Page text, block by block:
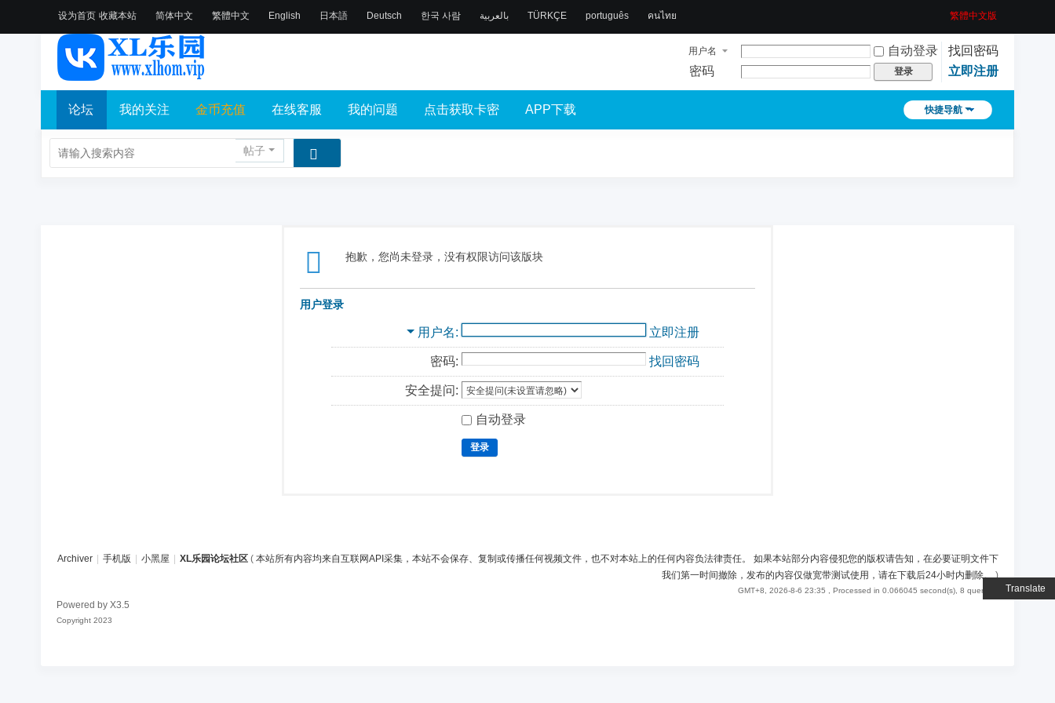
设为首页 收藏本站
Translate
简体中文 繁體中文 English 日本語 Deutsch 한국 사람 بالعربية TÜRKÇE português คนไทย 繁體中文版
用户名 自动登录
找回密码
密码
登录 立即注册
快捷导航
论坛 我的关注 金币充值 在线客服 我的问题 点击获取卡密 APP下载
帖子
抱歉，您尚未登录，没有权限访问该版块
用户登录
用户名 立即注册
密码: 找回密码
安全提问:
自动登录
登录
Archiver 手机版 小黑屋 XL乐园论坛社区 ( 本站所有内容均来自互联网API采集，本站不会保存、复制或传播任何视频文件，也不对本站上的任何内容负法律责任。 如果本站部分内容侵犯您的版权请告知，在必要证明文件下
我们第一时间撤除，发布的内容仅做宽带测试使用，请在下载后24小时内删除。)
GMT+8, 2026-8-6 23:35 , Processed in 0.066045 second(s), 8 queries .
Powered by X3.5
Copyright 2023